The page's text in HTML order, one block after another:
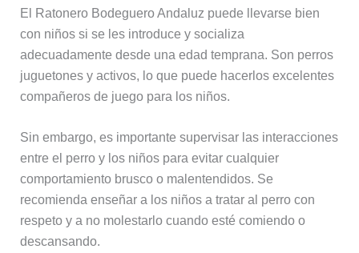
El Ratonero Bodeguero Andaluz puede llevarse bien
con niños si se les introduce y socializa
adecuadamente desde una edad temprana. Son perros
juguetones y activos, lo que puede hacerlos excelentes
compañeros de juego para los niños.
Sin embargo, es importante supervisar las interacciones
entre el perro y los niños para evitar cualquier
comportamiento brusco o malentendidos. Se
recomienda enseñar a los niños a tratar al perro con
respeto y a no molestarlo cuando esté comiendo o
descansando.